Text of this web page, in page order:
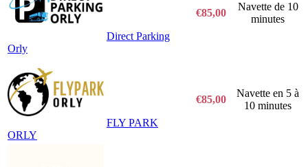
Direct Parking
Orly
€85,00
Navette de 10
minutes
FLY PARK
ORLY
€85,00
Navette en 5 à
10 minutes